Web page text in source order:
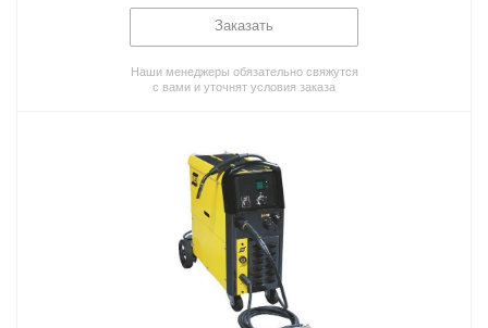
Заказать
Наши менеджеры обязательно свяжутся
с вами и уточнят условия заказа